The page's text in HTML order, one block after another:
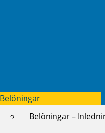
Belöningar
Belöningar –